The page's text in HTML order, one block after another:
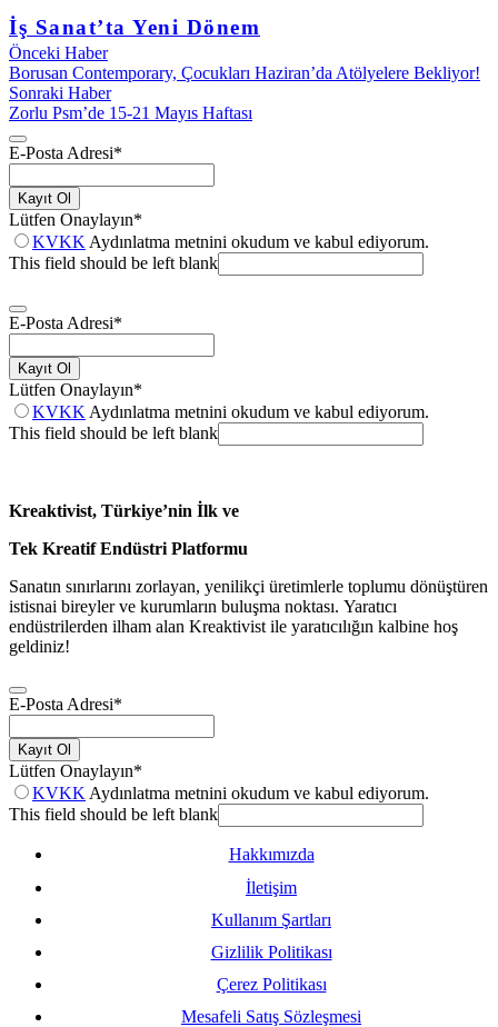
İş Sanat’ta Yeni Dönem
Önceki Haber
Borusan Contemporary, Çocukları Haziran’da Atölyelere Bekliyor!
Sonraki Haber
Zorlu Psm’de 15-21 Mayıs Haftası
E-Posta Adresi*
Kayıt Ol
Lütfen Onaylayın*
KVKKAydınlatma metnini okudum ve kabul ediyorum.
This field should be left blank
E-Posta Adresi*
Kayıt Ol
Lütfen Onaylayın*
KVKKAydınlatma metnini okudum ve kabul ediyorum.
This field should be left blank
Kreaktivist, Türkiye’nin İlk ve
Tek Kreatif Endüstri Platformu
Sanatın sınırlarını zorlayan, yenilikçi üretimlerle toplumu dönüştüren
istisnai bireyler ve kurumların buluşma noktası. Yaratıcı
endüstrilerden ilham alan Kreaktivist ile yaratıcılığın kalbine hoş
geldiniz!
E-Posta Adresi*
Kayıt Ol
Lütfen Onaylayın*
KVKKAydınlatma metnini okudum ve kabul ediyorum.
This field should be left blank
Hakkımızda
İletişim
Kullanım Şartları
Gizlilik Politikası
Çerez Politikası
Mesafeli Satış Sözleşmesi